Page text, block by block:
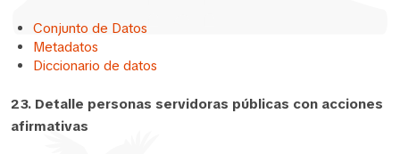
Conjunto de Datos
Metadatos
Diccionario de datos
23. Detalle personas servidoras públicas con acciones
afirmativas